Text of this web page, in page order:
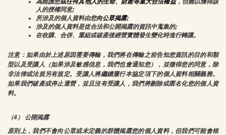
人的授權同意;
所涉及的個人資料由您向公眾揭露;
涉及的個人資料是從合法和公開揭露的資訊中蒐集的;
在收購、合併、重組或破產後經營實體發生變化時進行轉讓。
注意：如果由於上述原因需要傳輸，我們將在傳輸之前告知您資訊的目的和類
型以及受讓人（如果涉及敏感信息，我們也會通知您），並徵得您的同意，除
非法律或法規另有規定。受讓人將繼續履行本協定項下的個人資料相關義務。
如果我們破產或停止運營，並且沒有受讓人，我們將刪除或匿名化您的個人資
料。
（4） 公開揭露
原則上，我們不會向公眾或未定義的群體揭露您的個人資料，但我們可能會根